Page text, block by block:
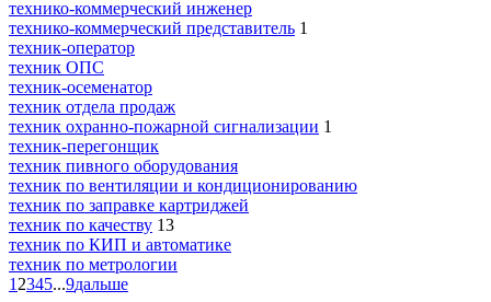
технико-коммерческий инженер
технико-коммерческий представитель 1
техник-оператор
техник ОПС
техник-осеменатор
техник отдела продаж
техник охранно-пожарной сигнализации 1
техник-перегонщик
техник пивного оборудования
техник по вентиляции и кондиционированию
техник по заправке картриджей
техник по качеству 13
техник по КИП и автоматике
техник по метрологии
1 2345...9дальше